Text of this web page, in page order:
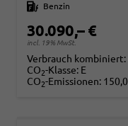
Kraftstoff
Benzin
30.090,– €
incl. 19% MwSt.
Verbrauch kombiniert:
CO2-Klasse: E
CO2-Emissionen: